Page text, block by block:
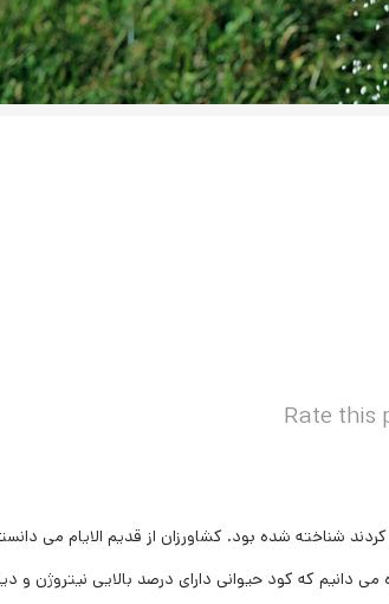
Rate this
شناخته شده بود. کشاورزان از قدیم الایام می
دانیم که کود حیوانی دارای درصد بالایی نیتروژن و